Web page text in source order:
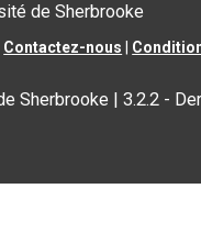
de Sherbrooke
Contactez-nous
Sherbrooke |3.2.2 -